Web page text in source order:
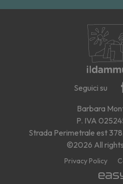
Seguici su
Barbara
P. IVA
Strada Perimetrale est
©2026 All
Privacy Policy